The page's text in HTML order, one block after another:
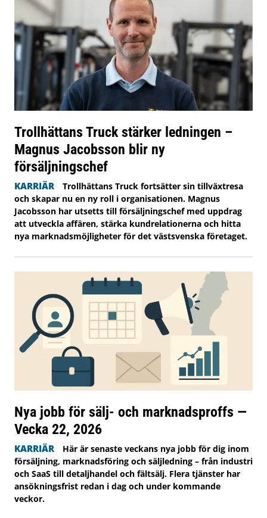
Trollhättans Truck stärker ledningen –
Magnus Jacobsson blir ny
försäljningschef
KARRIÄR
Trollhättans Truck fortsätter sin tillväxtresa
och skapar nu en ny roll i organisationen. Magnus
Jacobsson har utsetts till försäljningschef med uppdrag
att utveckla affären, stärka kundrelationerna och hitta
nya marknadsmöjligheter för det västsvenska företaget.
Nya jobb för sälj- och marknadsproffs —
Vecka 22, 2026
KARRIÄR
Här är senaste veckans nya jobb för dig inom
försäljning, marknadsföring och säljledning – från industri
och SaaS till detaljhandel och fältsälj. Flera tjänster har
ansökningsfrist redan i dag och under kommande
veckor.